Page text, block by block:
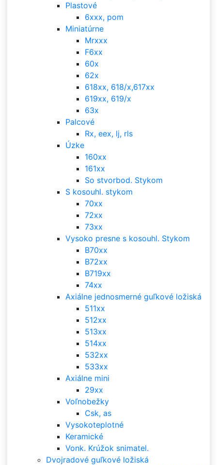
Plastové
6xxx, pom
Miniatúrne
Mrxxx
F6xx
60x
62x
618xx, 618/x,617xx
619xx, 619/x
63x
Palcové
Rx, eex, lj, rls
Úzke
160xx
161xx
So stvorbod. Stykom
S kosouhl. stykom
70xx
72xx
73xx
Vysoko presne s kosouhl. Stykom
B70xx
B72xx
B719xx
74xx
Axiálne jednosmerné guľkové ložiská
511xx
512xx
513xx
514xx
532xx
533xx
Axiálne mini
29xx
Voľnobežky
Csk, as
Vysokoteplotné
Keramické
Vonk. Krúžok snimatel.
Dvojradové guľkové ložiská